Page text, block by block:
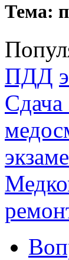
Тема:
ПДД